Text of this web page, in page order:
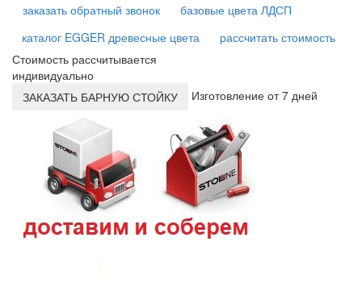
заказать обратный звонок
базовые цвета ЛДСП
каталог EGGER древесные цвета
рассчитать стоимость
Стоимость рассчитывается
индивидуально
ЗАКАЗАТЬ БАРНУЮ СТОЙКУ
Изготовление от 7 дней